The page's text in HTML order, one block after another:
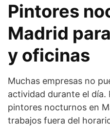
Pintores
Madrid
y oficinas
Muchas empresas no
actividad durante el día.
pintores nocturnos en
trabajos fuera del